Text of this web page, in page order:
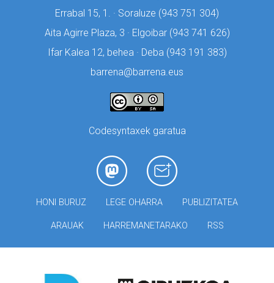
Errabal 15, 1. · Soraluze (943 751 304)
Aita Agirre Plaza, 3 · Elgoibar (943 741 626)
Ifar Kalea 12, behea · Deba (943 191 383)
barrena@barrena.eus
Codesyntaxek garatua
HONI BURUZ LEGE OHARRA PUBLIZITATEA
ARAUAK HARREMANETARAKO RSS